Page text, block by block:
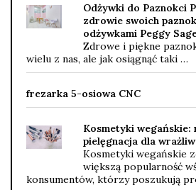
Odżywki do Paznokci
zdrowie swoich
odżywkami Peggy
Zdrowe i piękne
wielu z nas, ale jak osiągnąć taki …
frezarka 5-osiowa CNC
Kosmetyki wegańskie:
pielęgnacja dla
Kosmetyki wegańskie
większą popularność
konsumentów, którzy poszukują